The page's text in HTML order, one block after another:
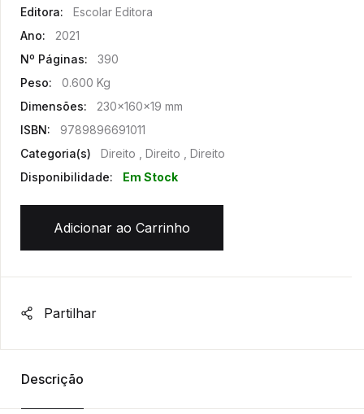
Editora:
Escolar Editora
Ano:
2021
Nº Páginas:
390
Peso:
0.600 Kg
Dimensões:
230x160x19 mm
ISBN:
9789896691011
Categoria(s)
Direito , Direito , Direito
Disponibilidade:
Em Stock
Adicionar ao Carrinho
Partilhar
Descrição